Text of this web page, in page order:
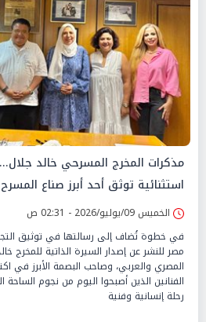
مذكرات المخرج المسرحي خالد
استثنائية توثق أحد أبرز صناع
الخميس 09/يوليو/2026 - 02:31 ص
في خطوة تُضاف إلى رسالتها في توثيق
مصر للنشر عن إصدار السيرة الذاتية للمخرج
المصري والعربي، وصاحب البصمة الأبرز في
الفنانين الذين أصبحوا اليوم من نجوم الساحة
رحلة إنسانية وفنية